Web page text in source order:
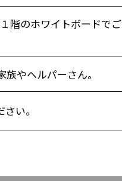
階のホワイトボードでご
やヘルパーさん。
い。